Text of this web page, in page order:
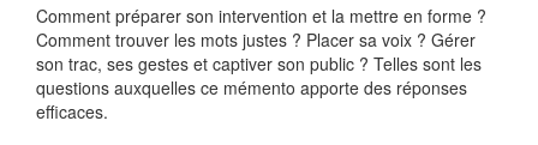
Comment préparer son intervention et la mettre en forme ?
Comment trouver les mots justes ? Placer sa voix ? Gérer
son trac, ses gestes et captiver son public ? Telles sont les
questions auxquelles ce mémento apporte des réponses
efficaces.